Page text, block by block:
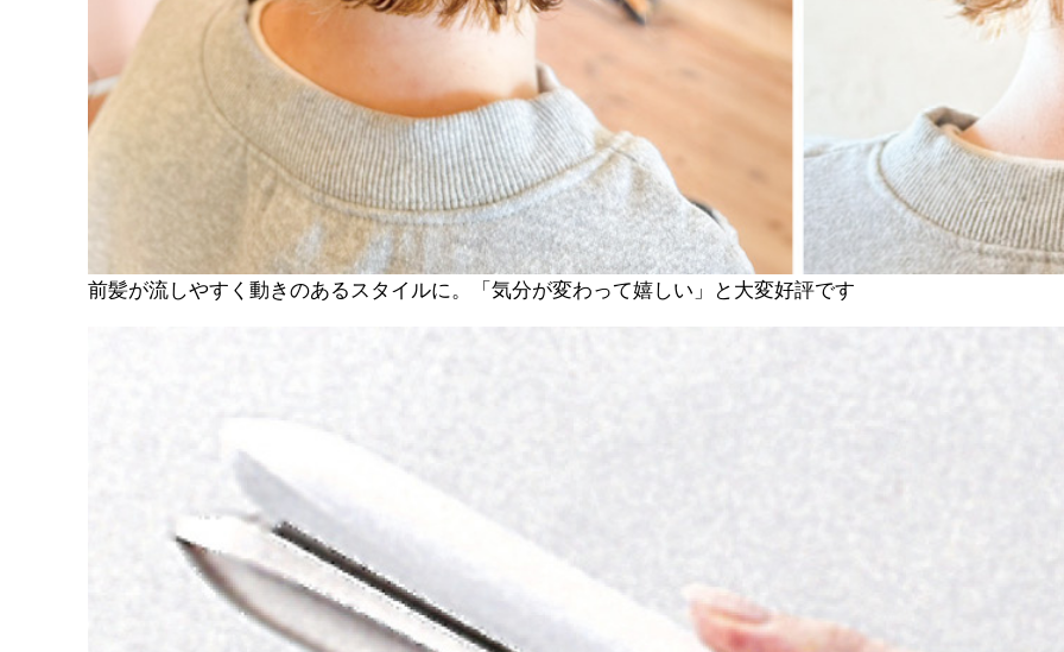
前髪が流しやすく動きのあるスタイルに。「気分が変わって嬉しい」と大変好評です